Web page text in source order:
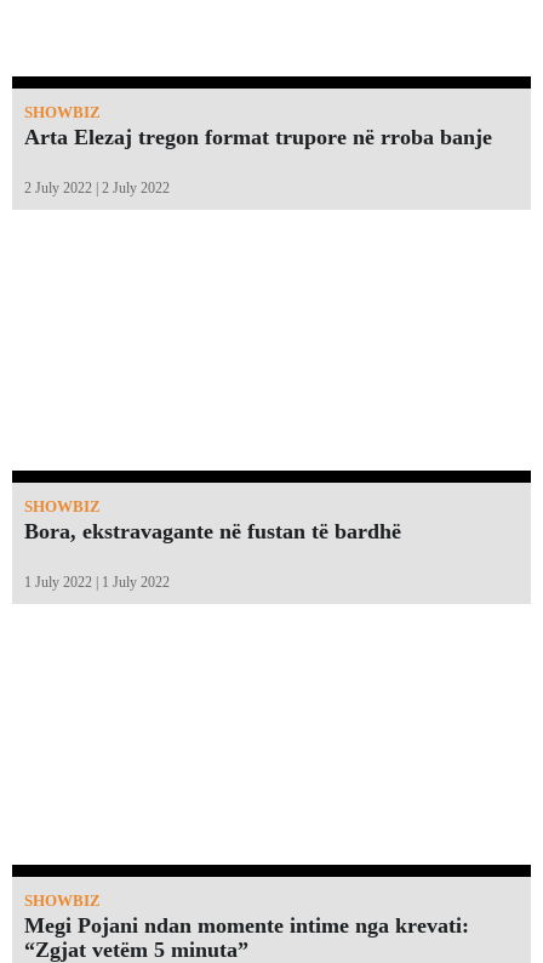
SHOWBIZ
Arta Elezaj tregon format trupore në rroba banje
2 July 2022 | 2 July 2022
SHOWBIZ
Bora, ekstravagante në fustan të bardhë
1 July 2022 | 1 July 2022
SHOWBIZ
Megi Pojani ndan momente intime nga krevati:
“Zgjat vetëm 5 minuta”￼